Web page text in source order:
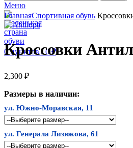
Меню
0пунктов / 0₽
Увеличить
ГлавнаяСпортивная обувь
Кроссовки
2,300 ₽
Размеры в наличии:
ул. Южно-Моравская, 11
ул. Генерала Лизюкова, 61